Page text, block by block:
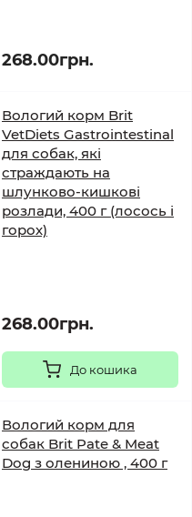
268.00грн.
Вологий корм Brit
VetDiets Gastrointestinal
для собак, які
страждають на
шлунково-кишкові
розлади, 400 г (лосось і
горох)
268.00грн.
До кошика
Вологий корм для
собак Brit Pate & Meat
Dog з олениною , 400 г